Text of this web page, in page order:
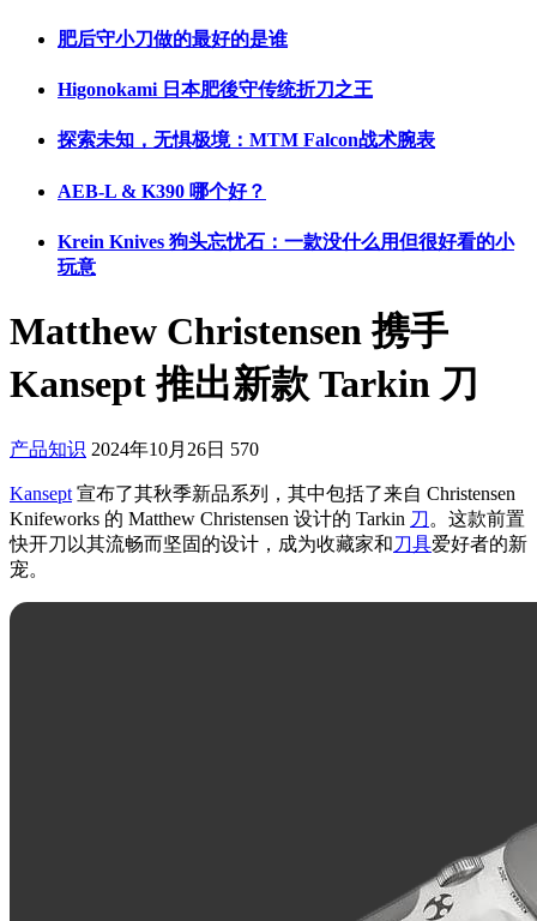
肥后守小刀做的最好的是谁
Higonokami 日本肥後守传统折刀之王
探索未知，无惧极境：MTM Falcon战术腕表
AEB-L & K390 哪个好？
Krein Knives 狗头忘忧石：一款没什么用但很好看的小
玩意
Matthew Christensen 携手
Kansept 推出新款 Tarkin 刀
产品知识 2024年10月26日 570
Kansept 宣布了其秋季新品系列，其中包括了来自 Christensen
Knifeworks 的 Matthew Christensen 设计的 Tarkin 刀 。这款前置
快开刀以其流畅而坚固的设计，成为收藏家和刀具爱好者的新
宠。